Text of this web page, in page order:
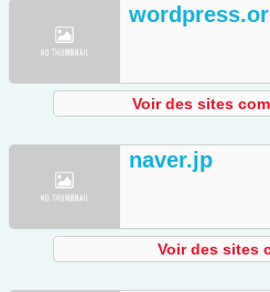
Voir des sites
naver.jp
Voir des sites